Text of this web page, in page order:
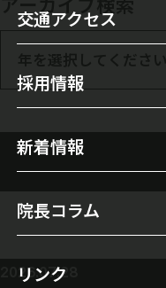
当院について
施設案内
オルソケラトロジー
レーシック手術
多焦点眼内レンズ
屈折矯正（視力回復）
白内障
緑内障
霰粒腫
ドライアイ
涙目/ 鼻涙管閉塞
翼状片
交通アクセス
採用情報
新着情報
院長コラム
リンク
すべて
2026年
2025年
2026.07.28